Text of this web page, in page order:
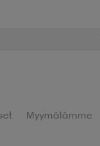
Myymälämme